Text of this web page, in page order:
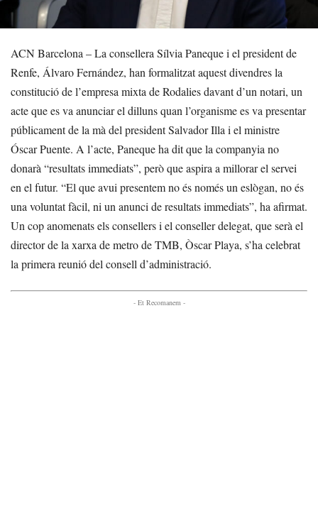
ACN Barcelona – La consellera Sílvia Paneque i el president de
Renfe, Álvaro Fernández, han formalitzat aquest divendres la
constitució de l’empresa mixta de Rodalies davant d’un notari, un
acte que es va anunciar el dilluns quan l’organisme es va presentar
públicament de la mà del president Salvador Illa i el ministre
Óscar Puente. A l’acte, Paneque ha dit que la companyia no
donarà “resultats immediats”, però que aspira a millorar el servei
en el futur. “El que avui presentem no és només un eslògan, no és
una voluntat fàcil, ni un anunci de resultats immediats”, ha afirmat.
Un cop anomenats els consellers i el conseller delegat, que serà el
director de la xarxa de metro de TMB, Òscar Playa, s’ha celebrat
la primera reunió del consell d’administració.
- Et Recomanem -